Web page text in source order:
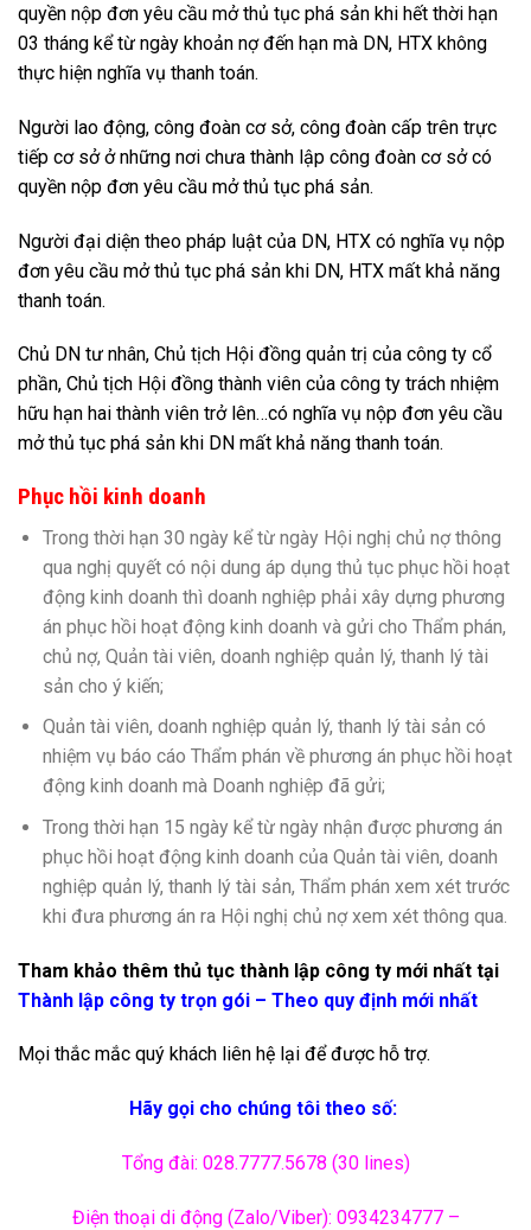
quyền nộp đơn yêu cầu mở thủ tục phá sản khi hết thời hạn
03 tháng kể từ ngày khoản nợ đến hạn mà DN, HTX không
thực hiện nghĩa vụ thanh toán.
Người lao động, công đoàn cơ sở, công đoàn cấp trên trực
tiếp cơ sở ở những nơi chưa thành lập công đoàn cơ sở có
quyền nộp đơn yêu cầu mở thủ tục phá sản.
Người đại diện theo pháp luật của DN, HTX có nghĩa vụ nộp
đơn yêu cầu mở thủ tục phá sản khi DN, HTX mất khả năng
thanh toán.
Chủ DN tư nhân, Chủ tịch Hội đồng quản trị của công ty cổ
phần, Chủ tịch Hội đồng thành viên của công ty trách nhiệm
hữu hạn hai thành viên trở lên…có nghĩa vụ nộp đơn yêu cầu
mở thủ tục phá sản khi DN mất khả năng thanh toán.
Phục hồi kinh doanh
Trong thời hạn 30 ngày kể từ ngày Hội nghị chủ nợ thông
qua nghị quyết có nội dung áp dụng thủ tục phục hồi hoạt
động kinh doanh thì doanh nghiệp phải xây dựng phương
án phục hồi hoạt động kinh doanh và gửi cho Thẩm phán,
chủ nợ, Quản tài viên, doanh nghiệp quản lý, thanh lý tài
sản cho ý kiến;
Quản tài viên, doanh nghiệp quản lý, thanh lý tài sản có
nhiệm vụ báo cáo Thẩm phán về phương án phục hồi hoạt
động kinh doanh mà Doanh nghiệp đã gửi;
Trong thời hạn 15 ngày kể từ ngày nhận được phương án
phục hồi hoạt động kinh doanh của Quản tài viên, doanh
nghiệp quản lý, thanh lý tài sản, Thẩm phán xem xét trước
khi đưa phương án ra Hội nghị chủ nợ xem xét thông qua.
Tham khảo thêm thủ tục thành lập công ty mới nhất tại
Thành lập công ty trọn gói – Theo quy định mới nhất
Mọi thắc mắc quý khách liên hệ lại để được hỗ trợ.
Hãy gọi cho chúng tôi theo số:
Tổng đài: 028.7777.5678 (30 lines)
Điện thoại di động (Zalo/Viber): 0934234777 –